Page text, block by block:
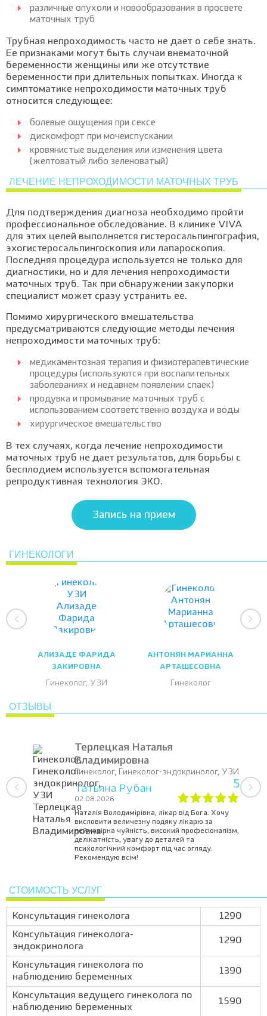
различные опухоли и новообразования в просвете
маточных труб
Трубная непроходимость часто не дает о себе знать.
Ее признаками могут быть случаи внематочной
беременности женщины или же отсутствие
беременности при длительных попытках. Иногда к
симптоматике непроходимости маточных труб
относится следующее:
болевые ощущения при сексе
дискомфорт при мочеиспускании
кровянистые выделения или изменения цвета
(желтоватый либо зеленоватый)
ЛЕЧЕНИЕ НЕПРОХОДИМОСТИ МАТОЧНЫХ ТРУБ
Для подтверждения диагноза необходимо пройти
профессиональное обследование. В клинике VIVA
для этих целей выполняется гистеросальпингография,
эхогистеросальпингоскопия или лапароскопия.
Последняя процедура используется не только для
диагностики, но и для лечения непроходимости
маточных труб. Так при обнаружении закупорки
специалист может сразу устранить ее.
Помимо хирургического вмешательства
предусматриваются следующие методы лечения
непроходимости маточных труб:
медикаментозная терапия и физиотерапевтические
процедуры (используются при воспалительных
заболеваниях и недавнем появлении спаек)
продувка и промывание маточных труб с
использованием соответственно воздуха и воды
хирургическое вмешательство
В тех случаях, когда лечение непроходимости
маточных труб не дает результатов, для борьбы с
бесплодием используется вспомогательная
репродуктивная технология ЭКО.
Запись на прием
ГИНЕКОЛОГИ
АЛИЗАДЕ ФАРИДА
ЗАКИРОВНА
Гинеколог, УЗИ
АНТОНЯН МАРИАННА
АРТАШЕСОВНА
Гинеколог
ОТЗЫВЫ
Терлецкая Наталья
Владимировна
Гинеколог, Гинеколог-эндокринолог, УЗИ
Татьяна Рубан
02.08.2026
5
Наталія Володимірівна, лікар від Бога. Хочу
висловити величезну подяку лікарю за
неймовірна чуйність, високий професіоналізм,
делікатність, увагу до деталей та
психологічний комфорт під час огляду.
Рекомендую всім!
СТОИМОСТЬ УСЛУГ
Консультация гинеколога
1290
Консультация гинеколога-
эндокринолога
1290
Консультация гинеколога по
наблюдению беременных
1390
Консультация ведущего гинеколога по
наблюдению беременных
1590